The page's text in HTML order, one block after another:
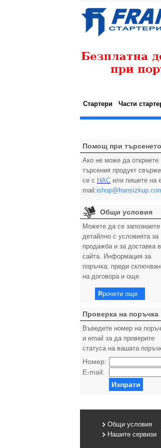
Стартери Части
Помощ при търсенето
Ако не може да откриете
търсения продукт
се с НАС или пишете на
mail:
Общи условия
Можете да се запознаете
детайлно с условията за
продажба и за доставка в
сайта. Информация за
поръчка, преди
на договора и още.
Прочети още
Проверка на поръчка
Въведете номер на
и email за да проверите
статуса на вашата
Номер:
E-mail:
Изпрати
Общи условия
Нашите сервизи